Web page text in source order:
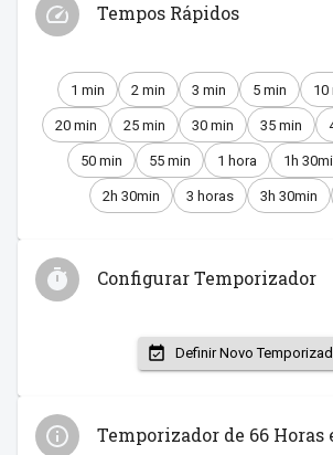
Tempos Rápidos
1 min 2 min 3 min 5 min 10
20 min 25 min 30 min 35 min
50 min 55 min 1 hora 1h
2h 30min 3 horas 3h 30min
Configurar Temporizador
Definir Novo
Temporizador de 66 Horas